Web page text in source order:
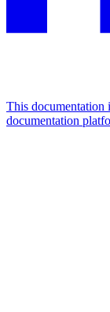
This documentation
documentation